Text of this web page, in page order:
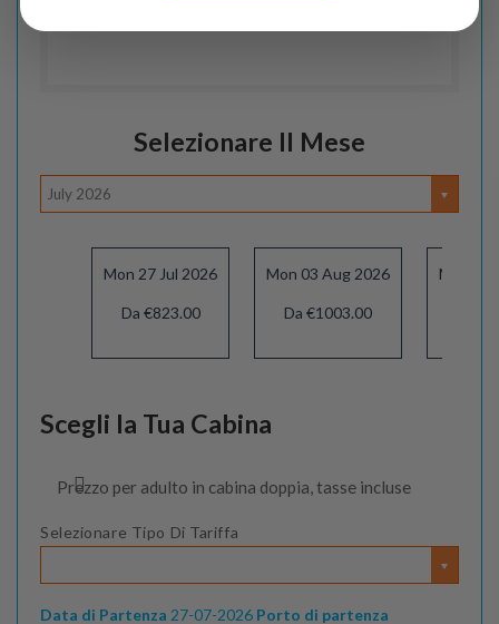
Selezionare Il Mese
July 2026
Mon 27 Jul 2026
Da €823.00
Mon 03 Aug 2026
Da €1003.00
Mon 10
Scegli la Tua Cabina
Prezzo per adulto in cabina doppia, tasse incluse
Selezionare Tipo Di Tariffa
Data di Partenza 27-07-2026 Porto di partenza